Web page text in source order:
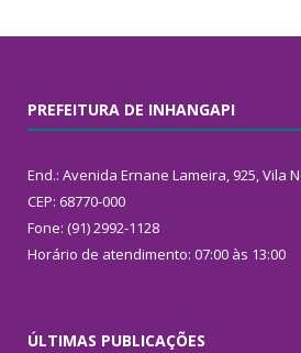
PREFEITURA DE INHANGAPI
End.: Avenida Ernane Lameira, 925, Vila
CEP: 68770-000
Fone: (91) 2992-1128
Horário de atendimento: 07:00 às 13:00
ÚLTIMAS PUBLICAÇÕES